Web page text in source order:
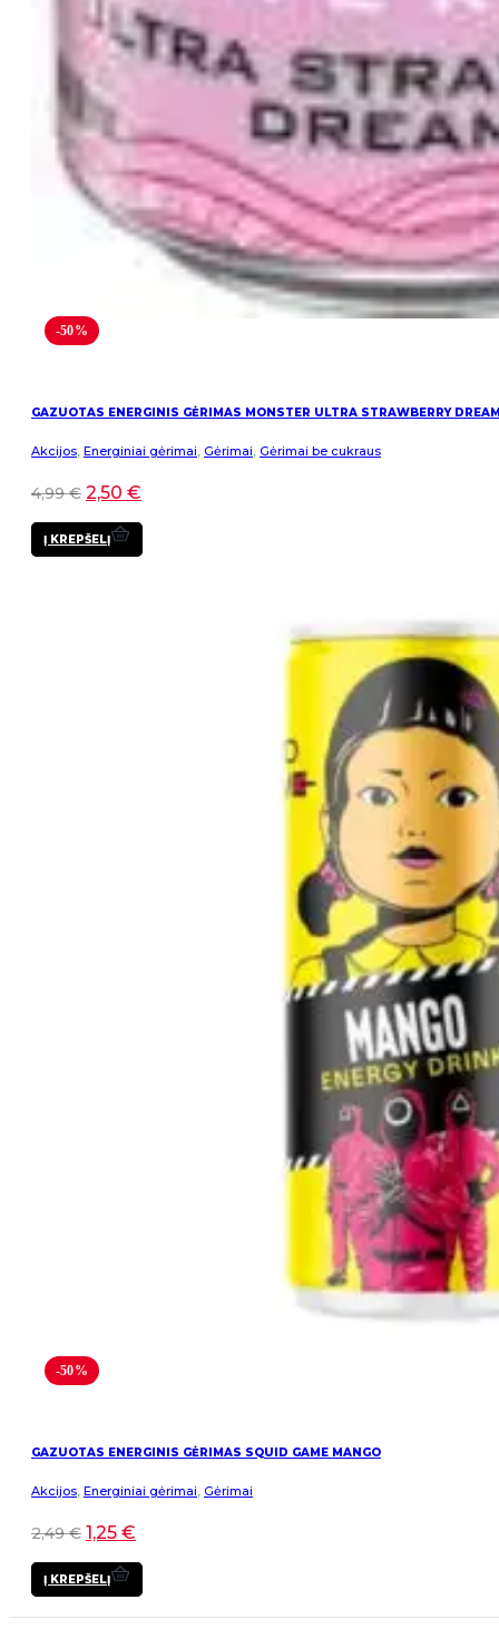
-50%
GAZUOTAS ENERGINIS GĖRIMAS MONSTER ULTRA STRAWBERRY
Akcijos Energiniai gėrimai Gėrimai Gėrimai be cukraus
4,99€ 2,50 €
Į KREPŠELĮ
-50%
GAZUOTAS ENERGINIS GĖRIMAS SQUID GAME MANGO
Akcijos Energiniai gėrimai Gėrimai
2,49€ 1,25 €
Į KREPŠELĮ